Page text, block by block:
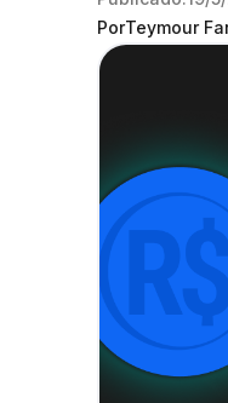
PorTeymour